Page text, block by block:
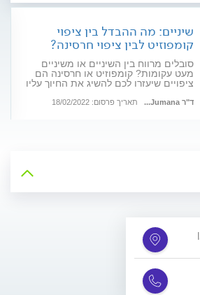
שיניים: מה ההבדל בין ציפוי
קומפוזיט לבין ציפוי חרסינה?
סובלים מרווח בין השיניים או משיניים
מעט עקומות? קומפוזיט או חרסינה הם
ציפויים שיעזרו לכם להשיג את החיוך עליו
שני הסוגים
ד"ר Jumana... תאריך פרסום: 18/02/2022